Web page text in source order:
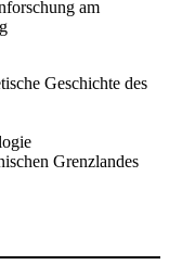
am
Geschichte des
Grenzlandes